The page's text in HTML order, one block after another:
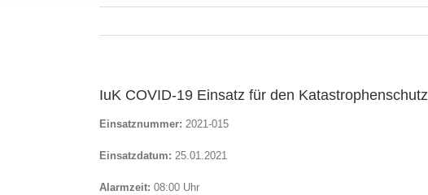
IuK COVID-19 Einsatz für den Katastrophenschutz
Einsatznummer: 2021-015
Einsatzdatum: 25.01.2021
Alarmzeit: 08:00 Uhr